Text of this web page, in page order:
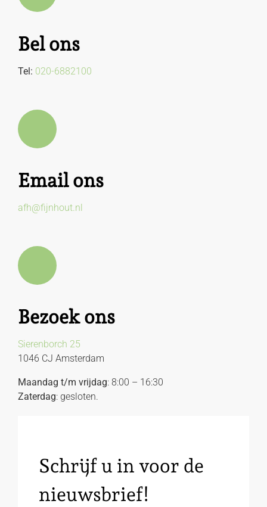
Bel ons
Tel: 020-6882100
Email ons
afh@fijnhout.nl
Bezoek ons
Sierenborch 25
1046 CJ Amsterdam
Maandag t/m vrijdag: 8:00 – 16:30
Zaterdag: gesloten.
Schrijf u in voor de
nieuwsbrief!